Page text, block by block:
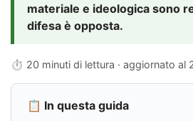
materiale e ideologica sono
difesa è opposta.
⏱ 20 minuti di lettura · aggiornato al
📋 In questa guida